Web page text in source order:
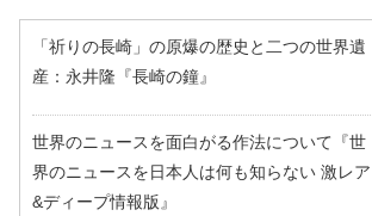
「祈りの長崎」の原爆の歴史と二つの世界遺
産：永井隆『長崎の鐘』
世界のニュースを面白がる作法について『世
界のニュースを日本人は何も知らない 激レア
&ディープ情報版』